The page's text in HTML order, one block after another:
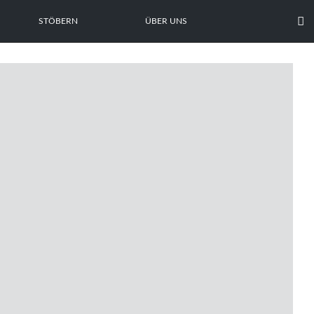
STÖBERN ÜBER UNS 